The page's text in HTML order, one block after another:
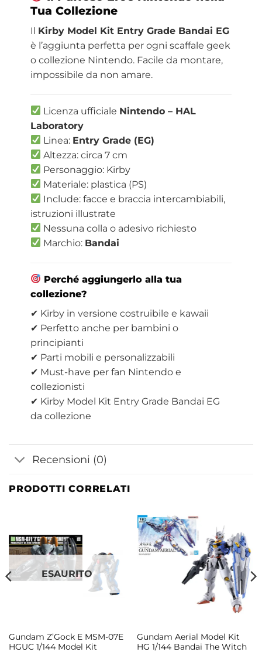
Tua Collezione
Il Kirby Model Kit Entry Grade Bandai EG
è l’aggiunta perfetta per ogni scaffale geek
o collezione Nintendo. Facile da montare,
impossibile da non amare.
Licenza ufficiale Nintendo – HAL
Laboratory
Linea: Entry Grade (EG)
Altezza: circa 7 cm
Personaggio: Kirby
Materiale: plastica (PS)
Include: facce e braccia intercambiabili,
istruzioni illustrate
Nessuna colla o adesivo richiesto
Marchio: Bandai
Perché aggiungerlo alla tua
collezione?
✔ Kirby in versione costruibile e kawaii
✔ Perfetto anche per bambini o
principianti
✔ Parti mobili e personalizzabili
✔ Must-have per fan Nintendo e
collezionisti
✔ Kirby Model Kit Entry Grade Bandai EG
da collezione
Recensioni (0)
PRODOTTI CORRELATI
ESAURITO
Gundam Z’Gock E MSM-07E
HGUC 1/144 Model Kit
Gundam Aerial Model Kit
HG 1/144 Bandai The Witch